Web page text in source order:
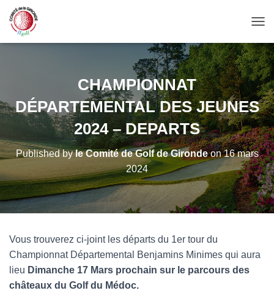
CHAMPIONNAT
DÉPARTEMENTAL DES JEUNES
2024 – DEPARTS
Published byle Comité de Golf de Girondeon16 mars
2024
Vous trouverez ci-joint les départs du 1er tour du
Championnat Départemental Benjamins Minimes qui aura
lieu Dimanche 17 Mars prochain sur le parcours des
châteaux du Golf du Médoc.